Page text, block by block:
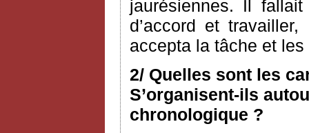
jaurésiennes. Il
d’accord et
accepta la tâche et
2/ Quelles sont les
S’organisent-ils
chronologique ?